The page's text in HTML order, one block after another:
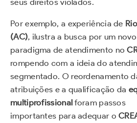
Por exemplo, a experiência de
(AC), ilustra a busca por um novo
paradigma de atendimento no
rompendo com a ideia do
segmentado. O reordenamento
atribuições e a qualificação da
multiprofissionalforam passos
importantes para adequar o